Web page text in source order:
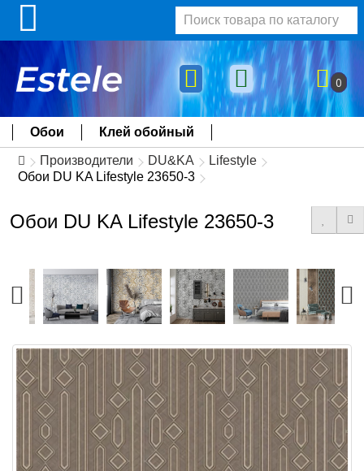
0
Обои Клей обойный
Производители DU&KA
Lifestyle
Обои DU KA Lifestyle 23650-3
Обои DU KA Lifestyle 23650-3